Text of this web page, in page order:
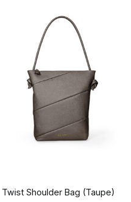
Twist Shoulder Bag (Taupe)